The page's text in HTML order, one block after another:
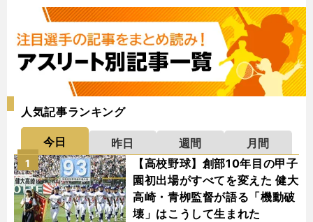
人気記事ランキング
今日 昨日 週間
月間
【高校野球】創部10年目の甲子
園初出場がすべてを変えた 健大
高崎・青栁監督が語る「機動破
壊」はこうして生まれた
1